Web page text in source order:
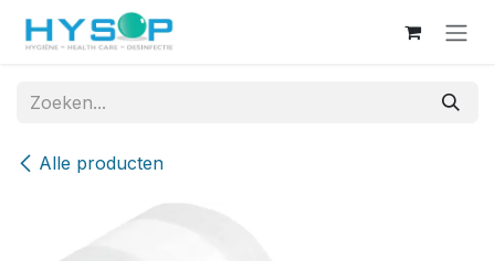
Overslaan naar inhoud
Alle producten